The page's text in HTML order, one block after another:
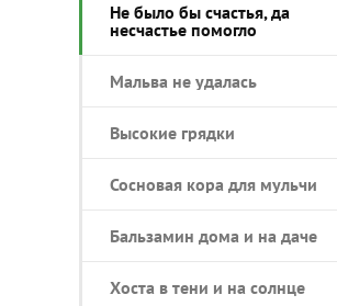
Не было бы счастья, да
несчастье помогло
Мальва не удалась
Высокие грядки
Сосновая кора для мульчи
Бальзамин дома и на даче
Хоста в тени и на солнце